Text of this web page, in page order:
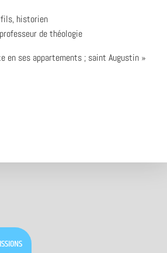
historien
de théologie
en ses appartements ; saint Augustin »